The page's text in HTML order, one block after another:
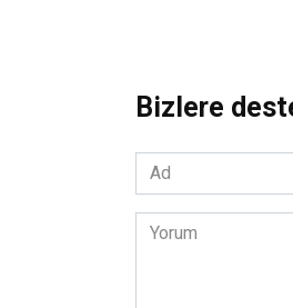
Bizlere
Ad
*
Yorum